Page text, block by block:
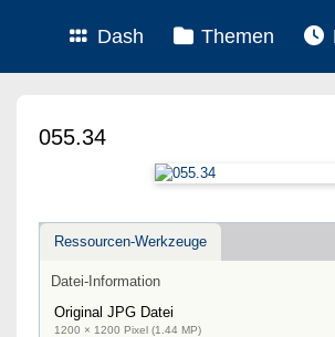
Dash Themen
055.34
Ressourcen-Werkzeuge
Datei-Information
Original JPG Datei
1200 × 1200 Pixel (1.44 MP)